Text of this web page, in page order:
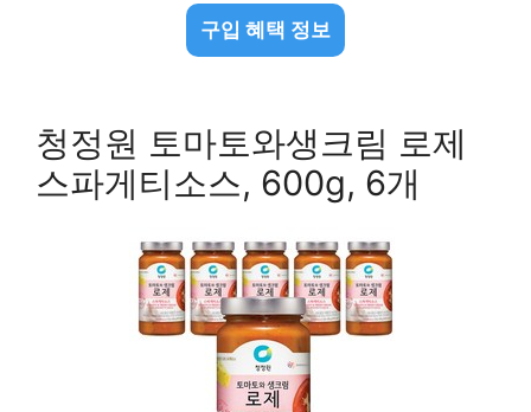
구입 혜택 정보
청정원 토마토와생크림 로제
스파게티소스, 600g, 6개